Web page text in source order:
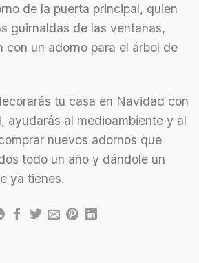
de la puerta principal, quien
guirnaldas de las ventanas,
con un adorno para el árbol de
tu casa en Navidad con
ayudarás al medioambiente y al
nuevos adornos que
todo un año y dándole un
ya tienes.